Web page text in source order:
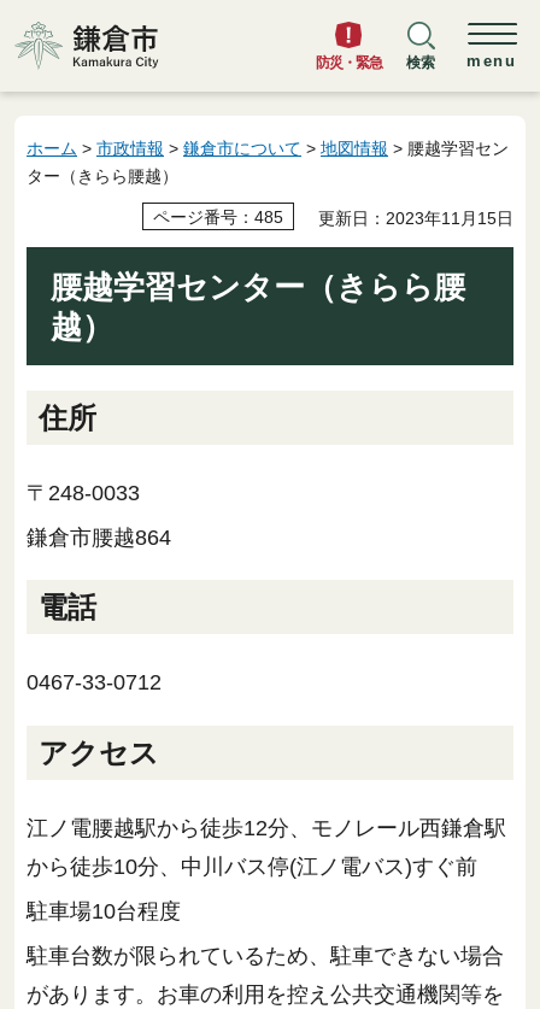
鎌倉市
防災・緊急 検索 menu
ホーム > 市政情報 > 鎌倉市について > 地図情報 > 腰越学習セン
ター（きらら腰越）
ページ番号：485 更新日：2023年11月15日
腰越学習センター（きらら腰
越）
住所
〒248-0033
鎌倉市腰越864
電話
0467-33-0712
アクセス
江ノ電腰越駅から徒歩12分、モノレール西鎌倉駅
から徒歩10分、中川バス停(江ノ電バス)すぐ前
駐車場10台程度
駐車台数が限られているため、駐車できない場合
があります。お車の利用を控え公共交通機関等を